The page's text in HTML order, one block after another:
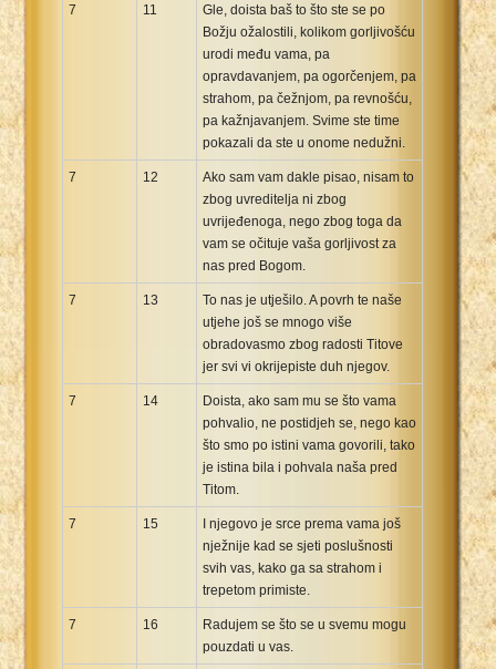
7 11
Gle, doista baš to što ste se po
Božju ožalostili, kolikom gorljivošću
urodi među vama, pa
opravdavanjem, pa ogorčenjem, pa
strahom, pa čežnjom, pa revnošću,
pa kažnjavanjem. Svime ste time
pokazali da ste u onome nedužni.
7 12
Ako sam vam dakle pisao, nisam to
zbog uvreditelja ni zbog
uvrijeđenoga, nego zbog toga da
vam se očituje vaša gorljivost za
nas pred Bogom.
7 13
To nas je utješilo. A povrh te naše
utjehe još se mnogo više
obradovasmo zbog radosti Titove
jer svi vi okrijepiste duh njegov.
7 14
Doista, ako sam mu se što vama
pohvalio, ne postidjeh se, nego kao
što smo po istini vama govorili, tako
je istina bila i pohvala naša pred
Titom.
7 15
I njegovo je srce prema vama još
nježnije kad se sjeti poslušnosti
svih vas, kako ga sa strahom i
trepetom primiste.
7 16
Radujem se što se u svemu mogu
pouzdati u vas.